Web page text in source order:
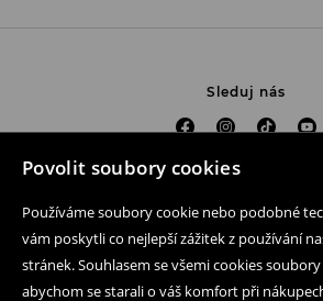
Povolit soubory cookies
Používáme soubory cookie nebo podobné
vám poskytli co nejlepší zážitek z používání
stránek. Souhlasem se všemi cookies
abychom se starali o váš komfort při
Sleduj nás
Pomoc a kontakt
Mobilní aplikaci